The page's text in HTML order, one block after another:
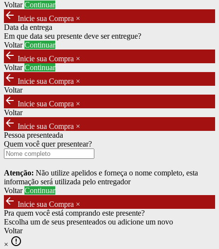
Voltar Continuar
arrow_back Inicie sua Compra ×
Data da entrega
Em que data seu presente deve ser entregue?
Voltar Continuar
arrow_back Inicie sua Compra ×
Voltar Continuar
arrow_back Inicie sua Compra ×
Voltar
arrow_back Inicie sua Compra ×
Voltar
arrow_back Inicie sua Compra ×
Pessoa presenteada
Quem você quer presentear?
Atenção: Não utilize apelidos e forneça o nome completo, esta
informação será utilizada pelo entregador
Voltar Continuar
arrow_back Inicie sua Compra ×
Pra quem você está comprando este presente?
Escolha um de seus presenteados ou adicione um novo
Voltar
× error_outline